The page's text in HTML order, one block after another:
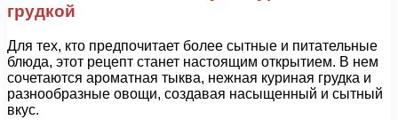
грудкой
Для тех, кто предпочитает более сытные и питательные
блюда, этот рецепт станет настоящим открытием. В нем
сочетаются ароматная тыква, нежная куриная грудка и
разнообразные овощи, создавая насыщенный и сытный
вкус.